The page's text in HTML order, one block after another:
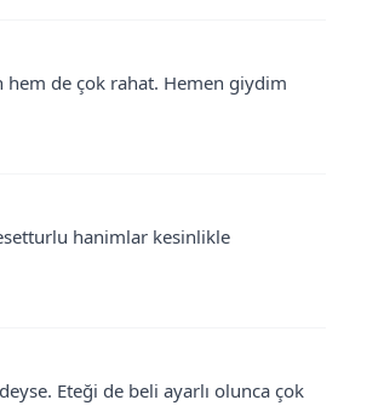
de çok rahat. Hemen giydim
hanimlar kesinlikle
Eteği de beli ayarlı olunca çok